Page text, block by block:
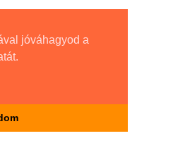
jóváhagyod a